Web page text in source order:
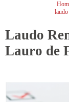
Laudo
Lauro de